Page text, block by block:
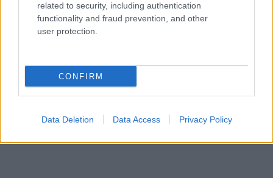
related to security, including authentication
functionality and fraud prevention, and other
user protection.
CONFIRM
Data Deletion Data Access Privacy Policy
drá… rövid
vignetta
viszi a vibe, de kevés a kreatív megoldás